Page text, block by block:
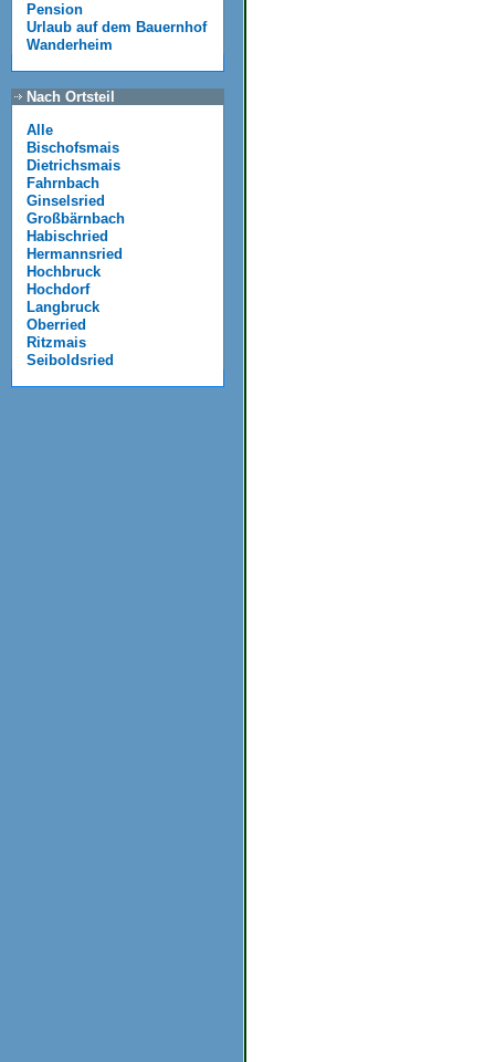
Pension
Urlaub auf dem Bauernhof
Wanderheim
Nach Ortsteil
Alle
Bischofsmais
Dietrichsmais
Fahrnbach
Ginselsried
Großbärnbach
Habischried
Hermannsried
Hochbruck
Hochdorf
Langbruck
Oberried
Ritzmais
Seiboldsried